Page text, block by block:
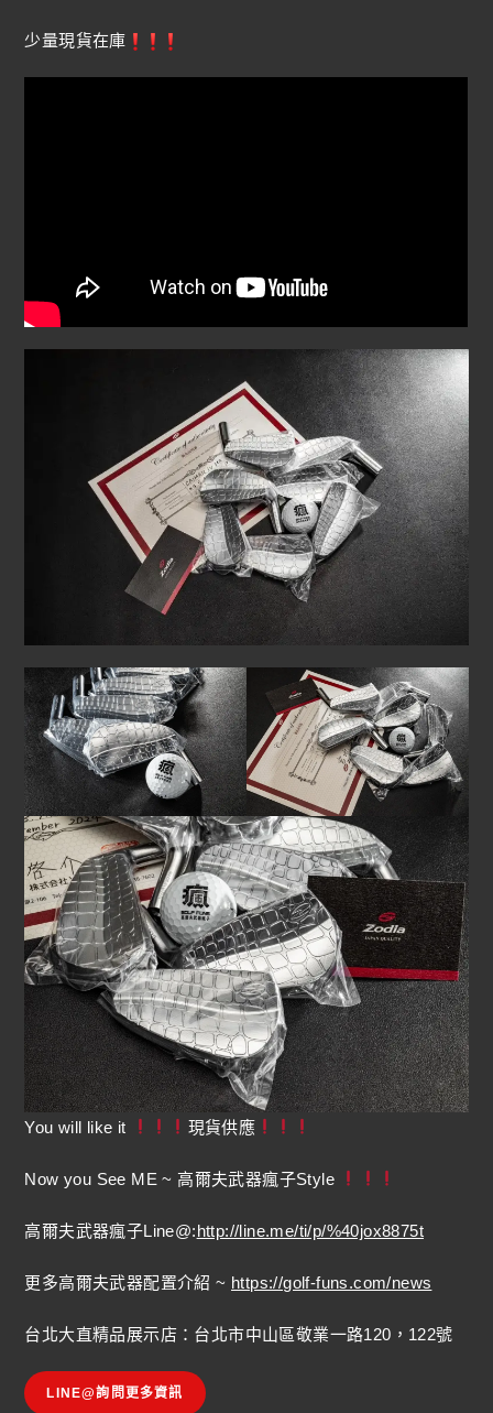
少量現貨在庫
You will like it 現貨供應
Now you See ME ~ 高爾夫武器瘋子Style
高爾夫武器瘋子Line@:http://line.me/ti/p/%40jox8875t
更多高爾夫武器配置介紹 ~ https://golf-funs.com/news
台北大直精品展示店：台北市中山區敬業一路120，122號
LINE@詢問更多資訊